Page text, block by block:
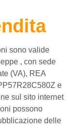
sono valide
, con sede
(VA), REA
e
sul sito internet
possono
delle